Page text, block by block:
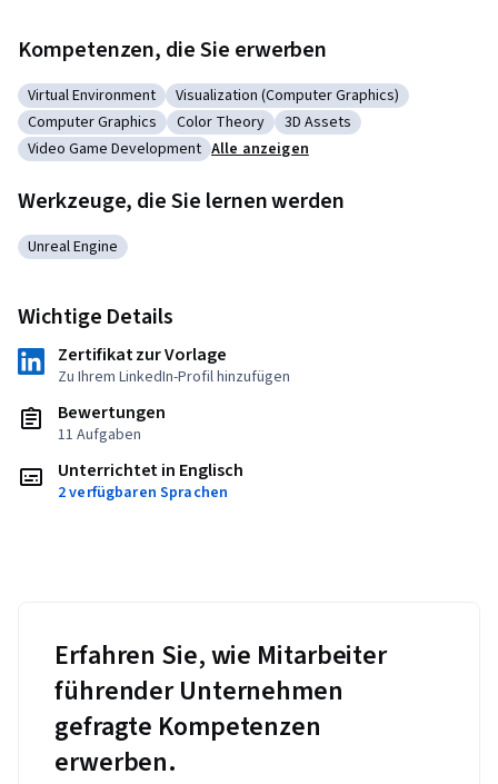
Kompetenzen, die Sie erwerben
Kategorie: Virtual Environment
Virtual Environment Kategorie: Visualization (Computer
Visualization (Computer Graphics)
Kategorie: Computer Graphics
Computer Graphics Kategorie: Color Theory
Color Theory Kategorie: 3D Assets
3D Assets
Kategorie: Video Game Development
Video Game Development Alle anzeigen
Werkzeuge, die Sie lernen werden
Kategorie: Unreal Engine
Unreal Engine
Wichtige Details
Zertifikat zur Vorlage
Zu Ihrem LinkedIn-Profil hinzufügen
Bewertungen
11 Aufgaben
Unterrichtet in Englisch
2 verfügbaren Sprachen
Erfahren Sie, wie Mitarbeiter
führender Unternehmen
gefragte Kompetenzen
erwerben.